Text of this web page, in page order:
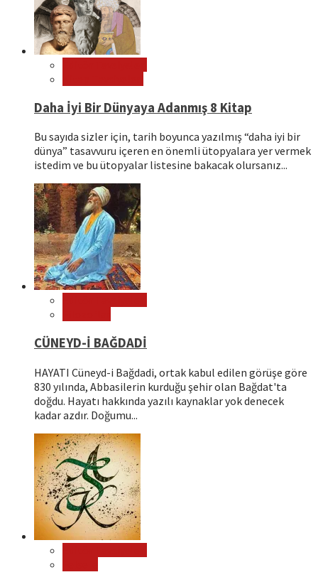
Daha İyi Bir Dünyaya Adanmış 8 Kitap
Bu sayıda sizler için, tarih boyunca yazılmış “daha iyi bir
dünya” tasavvuru içeren en önemli ütopyalara yer vermek
istedim ve bu ütopyalar listesine bakacak olursanız...
CÜNEYD-İ BAĞDADİ
HAYATI Cüneyd-i Bağdadi, ortak kabul edilen görüşe göre
830 yılında, Abbasilerin kurduğu şehir olan Bağdat'ta
doğdu. Hayatı hakkında yazılı kaynaklar yok denecek
kadar azdır. Doğumu...